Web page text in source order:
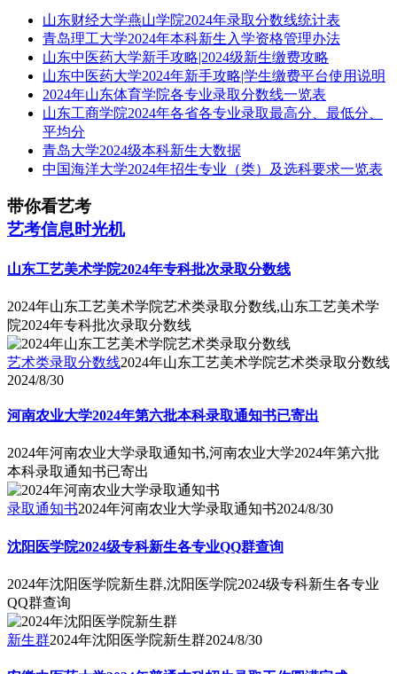
山东财经大学燕山学院2024年录取分数线统计表
青岛理工大学2024年本科新生入学资格管理办法
山东中医药大学新手攻略|2024级新生缴费攻略
山东中医药大学2024年新手攻略|学生缴费平台使用说明
2024年山东体育学院各专业录取分数线一览表
山东工商学院2024年各省各专业录取最高分、最低分、
平均分
青岛大学2024级本科新生大数据
中国海洋大学2024年招生专业（类）及选科要求一览表
带你看艺考
艺考信息时光机
山东工艺美术学院2024年专科批次录取分数线
2024年山东工艺美术学院艺术类录取分数线,山东工艺美术学
院2024年专科批次录取分数线
艺术类录取分数线2024年山东工艺美术学院艺术类录取分数线
2024/8/30
河南农业大学2024年第六批本科录取通知书已寄出
2024年河南农业大学录取通知书,河南农业大学2024年第六批
本科录取通知书已寄出
录取通知书2024年河南农业大学录取通知书2024/8/30
沈阳医学院2024级专科新生各专业QQ群查询
2024年沈阳医学院新生群,沈阳医学院2024级专科新生各专业
QQ群查询
新生群2024年沈阳医学院新生群2024/8/30